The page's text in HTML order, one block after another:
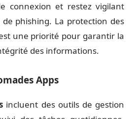
connexion et restez vigilant
phishing. La protection des
une priorité pour garantir la
des informations.
Apps
incluent des outils de gestion